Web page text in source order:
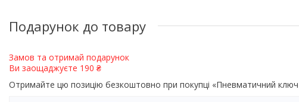
Подарунок до товару
Замов та отримай подарунок
Ви заощаджуєте 190 ₴
Отримайте цю позицію безкоштовно при покупці «Пневматичний